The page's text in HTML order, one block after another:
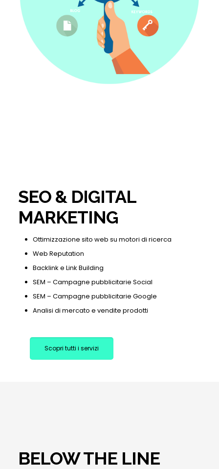
SEO & DIGITAL
MARKETING
Ottimizzazione sito web su motori di ricerca
Web Reputation
Backlink e Link Building
SEM – Campagne pubblicitarie Social
SEM – Campagne pubblicitarie Google
Analisi di mercato e vendite prodotti
Scopri tutti i servizi
BELOW THE LINE